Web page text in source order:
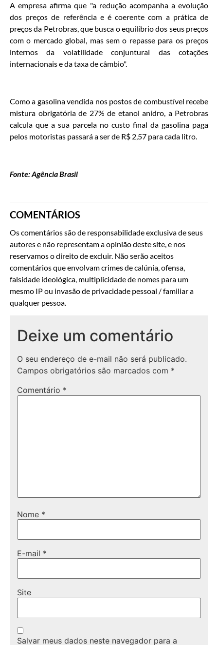
A empresa afirma que "a redução acompanha a evolução
dos preços de referência e é coerente com a prática de
preços da Petrobras, que busca o equilíbrio dos seus preços
com o mercado global, mas sem o repasse para os preços
internos da volatilidade conjuntural das cotações
internacionais e da taxa de câmbio".
Como a gasolina vendida nos postos de combustível recebe
mistura obrigatória de 27% de etanol anidro, a Petrobras
calcula que a sua parcela no custo final da gasolina paga
pelos motoristas passará a ser de R$ 2,57 para cada litro.
Fonte: Agência Brasil
COMENTÁRIOS
Os comentários são de responsabilidade exclusiva de seus
autores e não representam a opinião deste site, e nos
reservamos o direito de excluir. Não serão aceitos
comentários que envolvam crimes de calúnia, ofensa,
falsidade ideológica, multiplicidade de nomes para um
mesmo IP ou invasão de privacidade pessoal / familiar a
qualquer pessoa.
Deixe um comentário
O seu endereço de e-mail não será publicado.
Campos obrigatórios são marcados com *
Comentário *
Nome *
E-mail *
Site
Salvar meus dados neste navegador para a